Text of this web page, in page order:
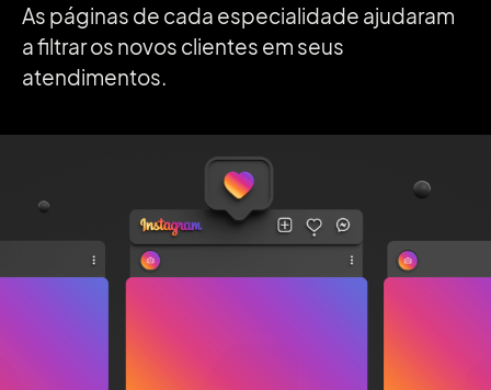
As páginas de cada especialidade ajudaram
a filtrar os novos clientes em seus
atendimentos.